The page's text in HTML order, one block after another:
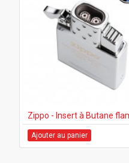
Ajouter au panier